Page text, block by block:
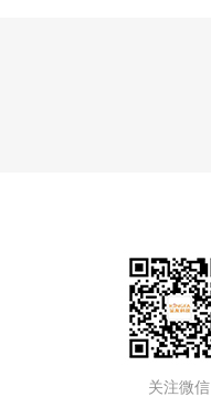
关注微信